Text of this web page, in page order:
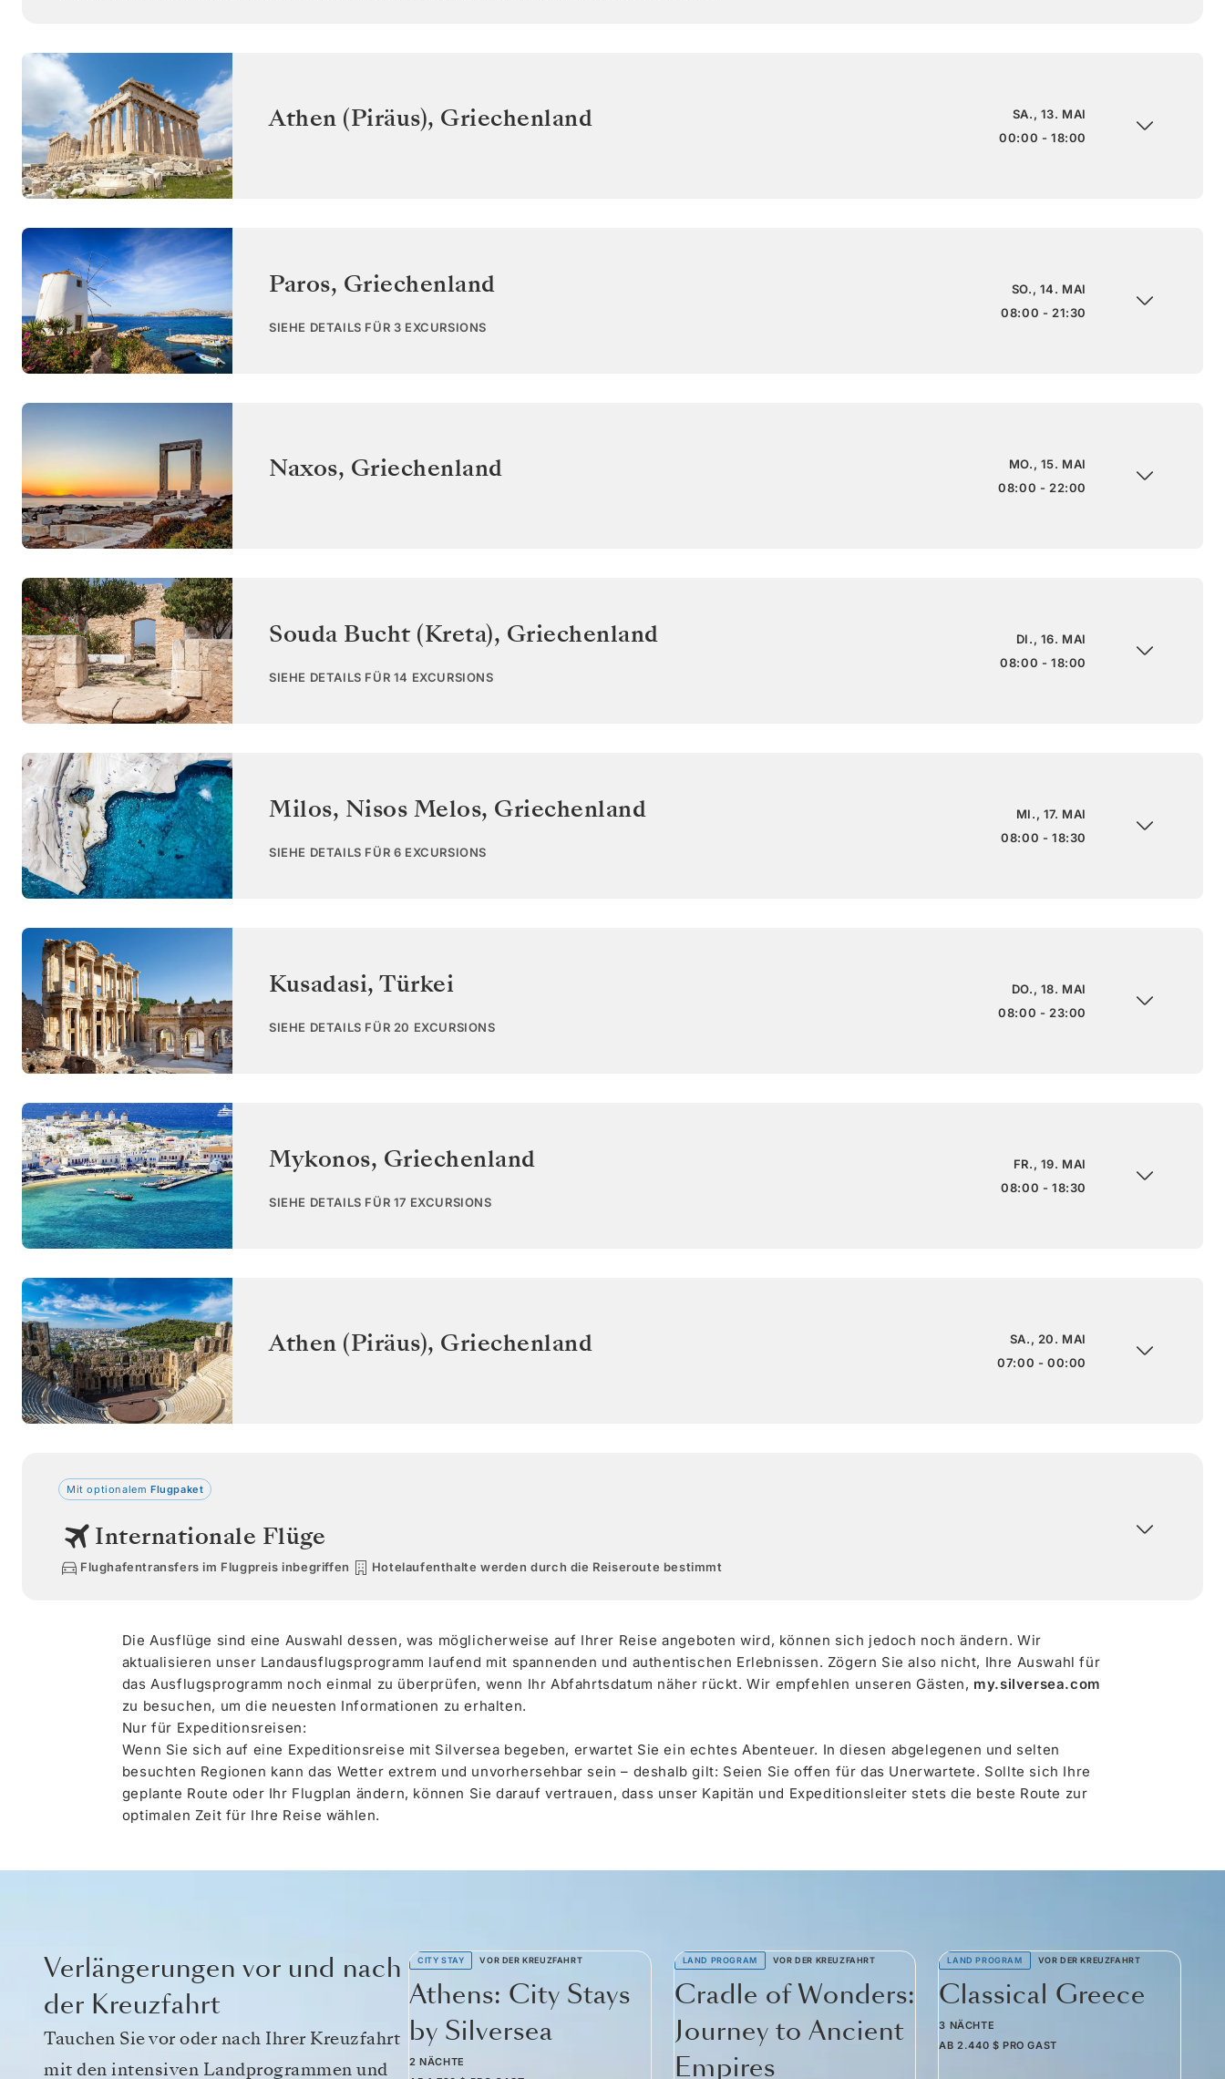
Athen (Piräus), Griechenland
SA., 13. MAI
00:00 - 18:00
Paros, Griechenland
SIEHE DETAILS FÜR 3 EXCURSIONS
SO., 14. MAI
08:00 - 21:30
Naxos, Griechenland
MO., 15. MAI
08:00 - 22:00
Souda Bucht (Kreta), Griechenland
SIEHE DETAILS FÜR 14 EXCURSIONS
DI., 16. MAI
08:00 - 18:00
Milos, Nisos Melos, Griechenland
SIEHE DETAILS FÜR 6 EXCURSIONS
MI., 17. MAI
08:00 - 18:30
Kusadasi, Türkei
SIEHE DETAILS FÜR 20 EXCURSIONS
DO., 18. MAI
08:00 - 23:00
Mykonos, Griechenland
SIEHE DETAILS FÜR 17 EXCURSIONS
FR., 19. MAI
08:00 - 18:30
Athen (Piräus), Griechenland
SA., 20. MAI
07:00 - 00:00
Mit optionalem Flugpaket
Internationale Flüge
Flughafentransfers im Flugpreis inbegriffen Hotelaufenthalte werden durch die Reiseroute bestimmt
Die Ausflüge sind eine Auswahl dessen, was möglicherweise auf Ihrer Reise angeboten wird, können sich jedoch noch ändern. Wir
aktualisieren unser Landausflugsprogramm laufend mit spannenden und authentischen Erlebnissen. Zögern Sie also nicht, Ihre Auswahl für
das Ausflugsprogramm noch einmal zu überprüfen, wenn Ihr Abfahrtsdatum näher rückt. Wir empfehlen unseren Gästen, my.silversea.com
zu besuchen, um die neuesten Informationen zu erhalten.
Nur für Expeditionsreisen:
Wenn Sie sich auf eine Expeditionsreise mit Silversea begeben, erwartet Sie ein echtes Abenteuer. In diesen abgelegenen und selten
besuchten Regionen kann das Wetter extrem und unvorhersehbar sein – deshalb gilt: Seien Sie offen für das Unerwartete. Sollte sich Ihre
geplante Route oder Ihr Flugplan ändern, können Sie darauf vertrauen, dass unser Kapitän und Expeditionsleiter stets die beste Route zur
optimalen Zeit für Ihre Reise wählen.
Verlängerungen vor und nach
der Kreuzfahrt
Tauchen Sie vor oder nach Ihrer Kreuzfahrt
mit den intensiven Landprogrammen und
CITY STAY VOR DER KREUZFAHRT
Athens: City Stays
by Silversea
2 NÄCHTE
LAND PROGRAM VOR DER KREUZFAHRT
Cradle of Wonders:
Journey to Ancient
Empires
LAND PROGRAM VOR DER KREUZFAHRT
Classical Greece
3 NÄCHTE
AB 2.440 $ PRO GAST